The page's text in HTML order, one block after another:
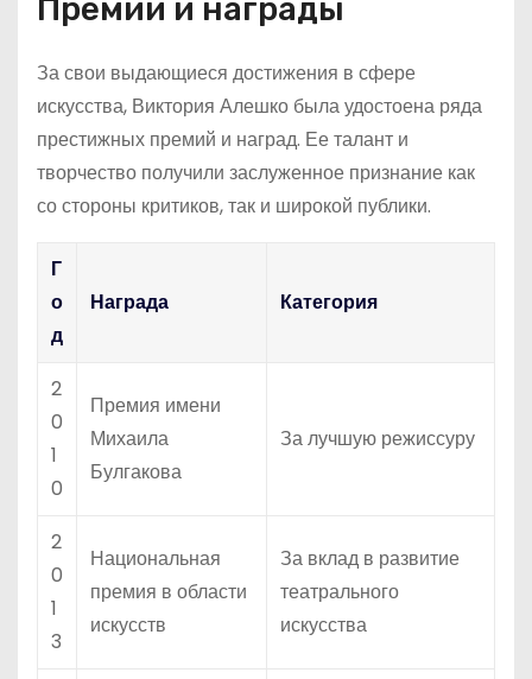
Премии и награды
За свои выдающиеся достижения в сфере
искусства, Виктория Алешко была удостоена ряда
престижных премий и наград. Ее талант и
творчество получили заслуженное признание как
со стороны критиков, так и широкой публики.
Г
о
д
Награда Категория
2
0
1
0
Премия имени
Михаила
Булгакова
За лучшую режиссуру
2
0
1
3
Национальная
премия в области
искусств
За вклад в развитие
театрального
искусства